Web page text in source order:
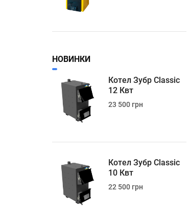
НОВИНКИ
Котел Зубр Classic
12 Квт
23 500 грн
Котел Зубр Classic
10 Квт
22 500 грн